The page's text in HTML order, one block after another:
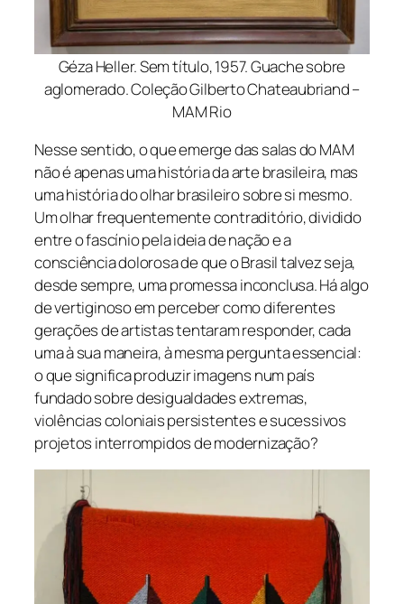
Géza Heller. Sem título, 1957. Guache sobre
aglomerado. Coleção Gilberto Chateaubriand –
MAM Rio
Nesse sentido, o que emerge das salas do MAM
não é apenas uma história da arte brasileira, mas
uma história do olhar brasileiro sobre si mesmo.
Um olhar frequentemente contraditório, dividido
entre o fascínio pela ideia de nação e a
consciência dolorosa de que o Brasil talvez seja,
desde sempre, uma promessa inconclusa. Há algo
de vertiginoso em perceber como diferentes
gerações de artistas tentaram responder, cada
uma à sua maneira, à mesma pergunta essencial:
o que significa produzir imagens num país
fundado sobre desigualdades extremas,
violências coloniais persistentes e sucessivos
projetos interrompidos de modernização?